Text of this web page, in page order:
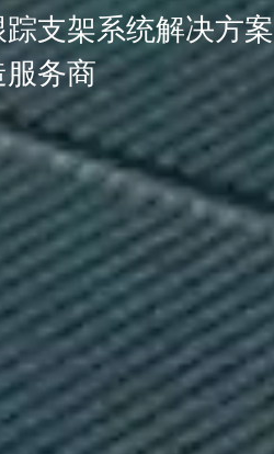
支架系统解决方案
务商